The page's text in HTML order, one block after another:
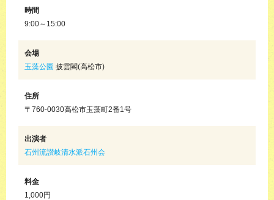
時間
9:00～15:00
会場
玉藻公園 披雲閣(高松市)
住所
〒760-0030高松市玉藻町2番1号
出演者
石州流讃岐清水派石州会
料金
1,000円